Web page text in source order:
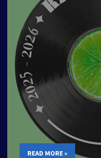
READ MORE »